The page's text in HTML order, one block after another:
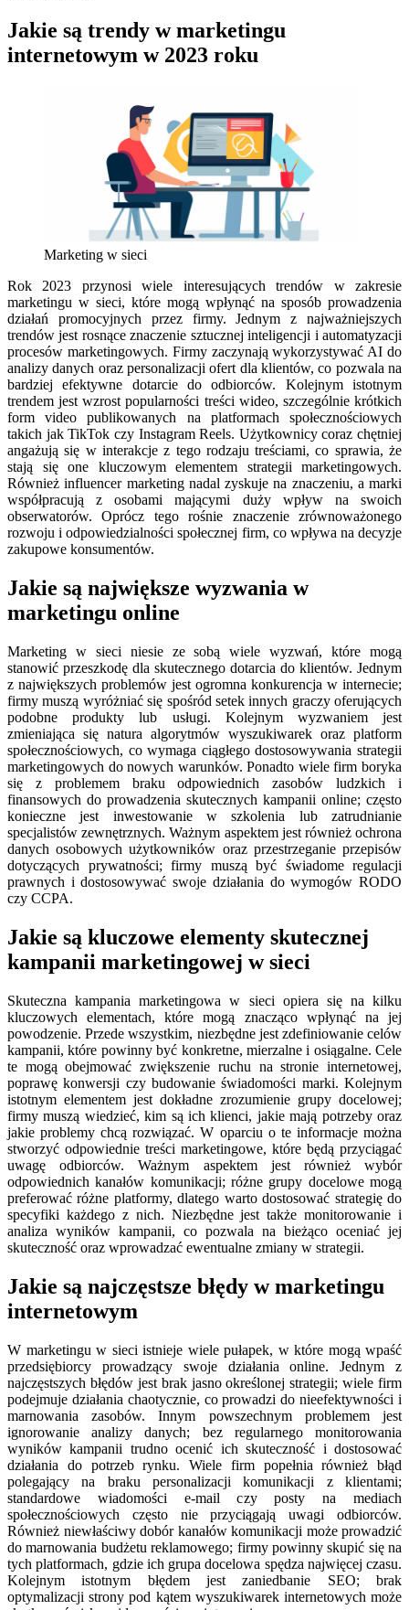
Jakie są trendy w marketingu
internetowym w 2023 roku
Marketing w sieci
Rok 2023 przynosi wiele interesujących trendów w zakresie
marketingu w sieci, które mogą wpłynąć na sposób prowadzenia
działań promocyjnych przez firmy. Jednym z najważniejszych
trendów jest rosnące znaczenie sztucznej inteligencji i automatyzacji
procesów marketingowych. Firmy zaczynają wykorzystywać AI do
analizy danych oraz personalizacji ofert dla klientów, co pozwala na
bardziej efektywne dotarcie do odbiorców. Kolejnym istotnym
trendem jest wzrost popularności treści wideo, szczególnie krótkich
form video publikowanych na platformach społecznościowych
takich jak TikTok czy Instagram Reels. Użytkownicy coraz chętniej
angażują się w interakcje z tego rodzaju treściami, co sprawia, że
stają się one kluczowym elementem strategii marketingowych.
Również influencer marketing nadal zyskuje na znaczeniu, a marki
współpracują z osobami mającymi duży wpływ na swoich
obserwatorów. Oprócz tego rośnie znaczenie zrównoważonego
rozwoju i odpowiedzialności społecznej firm, co wpływa na decyzje
zakupowe konsumentów.
Jakie są największe wyzwania w
marketingu online
Marketing w sieci niesie ze sobą wiele wyzwań, które mogą
stanowić przeszkodę dla skutecznego dotarcia do klientów. Jednym
z największych problemów jest ogromna konkurencja w internecie;
firmy muszą wyróżniać się spośród setek innych graczy oferujących
podobne produkty lub usługi. Kolejnym wyzwaniem jest
zmieniająca się natura algorytmów wyszukiwarek oraz platform
społecznościowych, co wymaga ciągłego dostosowywania strategii
marketingowych do nowych warunków. Ponadto wiele firm boryka
się z problemem braku odpowiednich zasobów ludzkich i
finansowych do prowadzenia skutecznych kampanii online; często
konieczne jest inwestowanie w szkolenia lub zatrudnianie
specjalistów zewnętrznych. Ważnym aspektem jest również ochrona
danych osobowych użytkowników oraz przestrzeganie przepisów
dotyczących prywatności; firmy muszą być świadome regulacji
prawnych i dostosowywać swoje działania do wymogów RODO
czy CCPA.
Jakie są kluczowe elementy skutecznej
kampanii marketingowej w sieci
Skuteczna kampania marketingowa w sieci opiera się na kilku
kluczowych elementach, które mogą znacząco wpłynąć na jej
powodzenie. Przede wszystkim, niezbędne jest zdefiniowanie celów
kampanii, które powinny być konkretne, mierzalne i osiągalne. Cele
te mogą obejmować zwiększenie ruchu na stronie internetowej,
poprawę konwersji czy budowanie świadomości marki. Kolejnym
istotnym elementem jest dokładne zrozumienie grupy docelowej;
firmy muszą wiedzieć, kim są ich klienci, jakie mają potrzeby oraz
jakie problemy chcą rozwiązać. W oparciu o te informacje można
stworzyć odpowiednie treści marketingowe, które będą przyciągać
uwagę odbiorców. Ważnym aspektem jest również wybór
odpowiednich kanałów komunikacji; różne grupy docelowe mogą
preferować różne platformy, dlatego warto dostosować strategię do
specyfiki każdego z nich. Niezbędne jest także monitorowanie i
analiza wyników kampanii, co pozwala na bieżąco oceniać jej
skuteczność oraz wprowadzać ewentualne zmiany w strategii.
Jakie są najczęstsze błędy w marketingu
internetowym
W marketingu w sieci istnieje wiele pułapek, w które mogą wpaść
przedsiębiorcy prowadzący swoje działania online. Jednym z
najczęstszych błędów jest brak jasno określonej strategii; wiele firm
podejmuje działania chaotycznie, co prowadzi do nieefektywności i
marnowania zasobów. Innym powszechnym problemem jest
ignorowanie analizy danych; bez regularnego monitorowania
wyników kampanii trudno ocenić ich skuteczność i dostosować
działania do potrzeb rynku. Wiele firm popełnia również błąd
polegający na braku personalizacji komunikacji z klientami;
standardowe wiadomości e-mail czy posty na mediach
społecznościowych często nie przyciągają uwagi odbiorców.
Również niewłaściwy dobór kanałów komunikacji może prowadzić
do marnowania budżetu reklamowego; firmy powinny skupić się na
tych platformach, gdzie ich grupa docelowa spędza najwięcej czasu.
Kolejnym istotnym błędem jest zaniedbanie SEO; brak
optymalizacji strony pod kątem wyszukiwarek internetowych może